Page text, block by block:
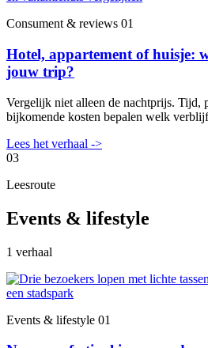
Consument & reviews 01
Hotel, appartement of huisje:
jouw trip?
Vergelijk niet alleen de nachtprijs. Tijd,
bijkomende kosten bepalen welk
Lees het verhaal ->
03
Leesroute
Events & lifestyle
1 verhaal
Events & lifestyle 01